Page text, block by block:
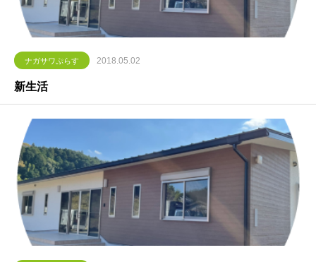
ナガサワぷらす 2018.05.02
新生活